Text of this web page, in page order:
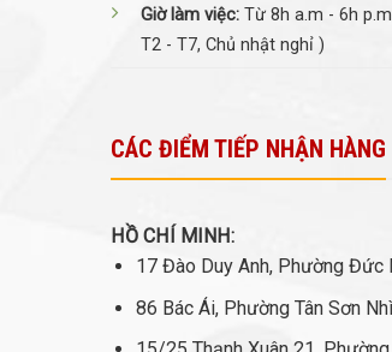
Giờ làm việc: Từ 8h a.m - 6h
T2 - T7, Chủ nhật nghỉ )
CÁC ĐIỂM TIẾP NHẬN HÀNG
HỒ CHÍ MINH:
17 Đào Duy Anh, Phường Đức
86 Bác Ái, Phường Tân Sơn